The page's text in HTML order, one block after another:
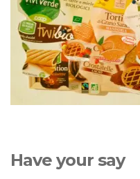
Have your say